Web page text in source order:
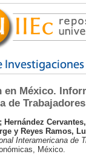
México.
de
; Hernández
y Reyes Ramos,
Interamericana de
México.